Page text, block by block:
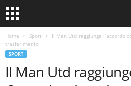
Home Sport
Il Man Utd raggiunge l’accordo
trasferimento
SPORT
Il Man Utd